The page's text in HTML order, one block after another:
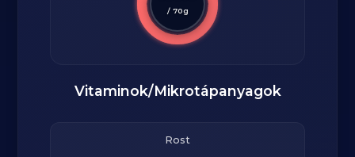
/ 70g
Vitaminok/Mikrotápanyagok
Rost